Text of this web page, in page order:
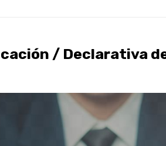
/ Declarativa